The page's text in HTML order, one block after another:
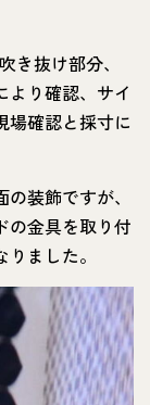
抜け部分、
より確認、サイ
場確認と採寸に
装飾ですが、
の金具を取り付
ました。